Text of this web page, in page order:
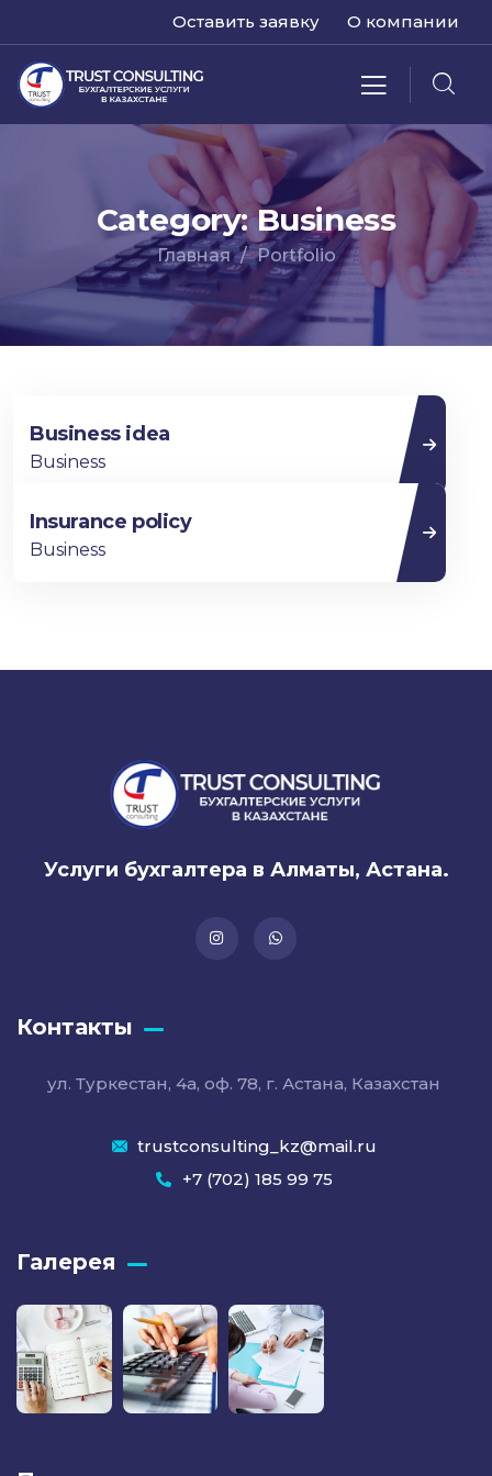
Оставить заявку О компании
Category:Business
Главная Portfolio
Business idea
Business
Insurance policy
Business
Услуги бухгалтера в Алматы, Астана.
Контакты
ул. Туркестан, 4а, оф. 78, г. Астана, Казахстан
trustconsulting_kz@mail.ru
+7 (702) 185 99 75
Галерея